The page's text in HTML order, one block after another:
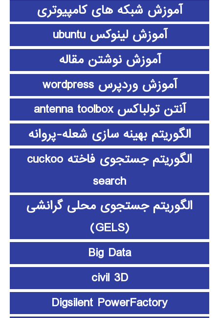
آموزش شبکه های کامپیوتری
آموزش لینوکس ubuntu
آموزش نوشتن مقاله
آموزش وردپرس wordpress
آنتن تولباکس antenna toolbox
الگوریتم بهینه سازی شعله-پروانه
الگوریتم جستجوی فاخته cuckoo
search
الگوریتم جستجوی محلی گرانشی
(GELS)
Big Data
civil 3D
Digsilent PowerFactory